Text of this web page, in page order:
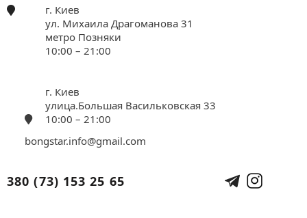
г. Киев
ул. Михаила Драгоманова 31
метро Позняки
10:00 – 21:00
г. Киев
улица.Большая Васильковская 33
10:00 – 21:00
bongstar.info@gmail.com
380 (73) 153 25 65